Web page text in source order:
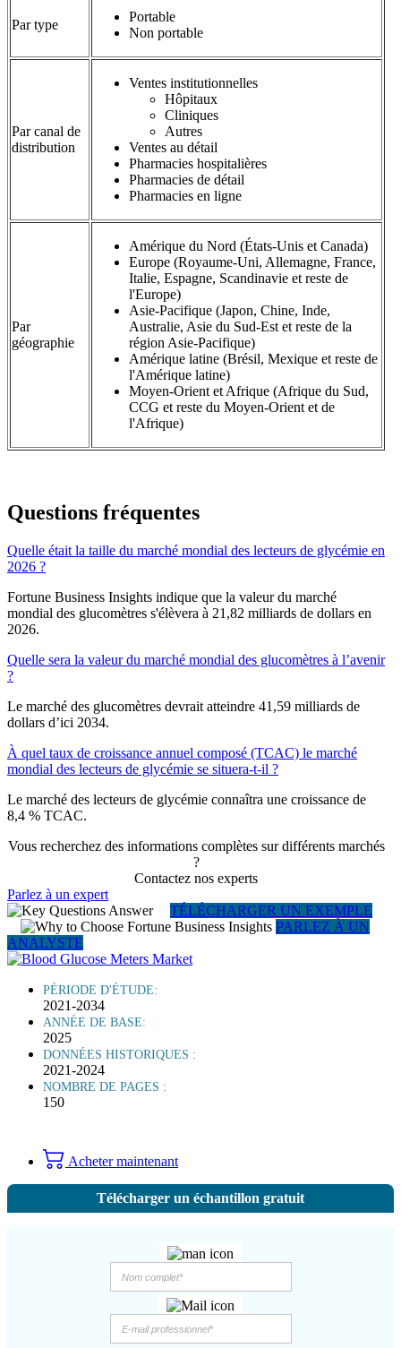
Par type
Portable
Non portable
Par canal de
distribution
Ventes institutionnelles
Hôpitaux
Cliniques
Autres
Ventes au détail
Pharmacies hospitalières
Pharmacies de détail
Pharmacies en ligne
Par
géographie
Amérique du Nord (États-Unis et Canada)
Europe (Royaume-Uni, Allemagne, France,
Italie, Espagne, Scandinavie et reste de
l'Europe)
Asie-Pacifique (Japon, Chine, Inde,
Australie, Asie du Sud-Est et reste de la
région Asie-Pacifique)
Amérique latine (Brésil, Mexique et reste de
l'Amérique latine)
Moyen-Orient et Afrique (Afrique du Sud,
CCG et reste du Moyen-Orient et de
l'Afrique)
Questions fréquentes
Quelle était la taille du marché mondial des lecteurs de glycémie en
2026 ?
Fortune Business Insights indique que la valeur du marché
mondial des glucomètres s'élèvera à 21,82 milliards de dollars en
2026.
Quelle sera la valeur du marché mondial des glucomètres à l’avenir
?
Le marché des glucomètres devrait atteindre 41,59 milliards de
dollars d’ici 2034.
À quel taux de croissance annuel composé (TCAC) le marché
mondial des lecteurs de glycémie se situera-t-il ?
Le marché des lecteurs de glycémie connaîtra une croissance de
8,4 % TCAC.
Vous recherchez des informations complètes sur différents marchés
?
Contactez nos experts
Parlez à un expert
TÉLÉCHARGER UN EXEMPLE
PARLEZ À UN
ANALYSTE
PÉRIODE D'ÉTUDE:
2021-2034
ANNÉE DE BASE:
2025
DONNÉES HISTORIQUES :
2021-2024
NOMBRE DE PAGES :
150
Acheter maintenant
Télécharger un échantillon gratuit